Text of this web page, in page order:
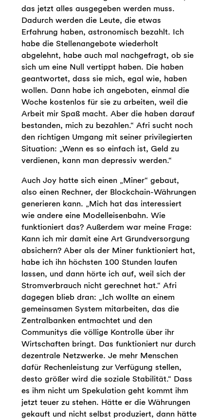
das jetzt alles ausgegeben werden muss.
Dadurch werden die Leute, die etwas
Erfahrung haben, astronomisch bezahlt. Ich
habe die Stellenangebote wiederholt
abgelehnt, habe auch mal nachgefragt, ob sie
sich um eine Null vertippt haben. Die haben
geantwortet, dass sie mich, egal wie, haben
wollen. Dann habe ich angeboten, einmal die
Woche kostenlos für sie zu arbeiten, weil die
Arbeit mir Spaß macht. Aber die haben darauf
bestanden, mich zu bezahlen.“ Afri sucht noch
den richtigen Umgang mit seiner privilegierten
Situation: „Wenn es so einfach ist, Geld zu
verdienen, kann man depressiv werden.“
Auch Joy hatte sich einen „Miner“ gebaut,
also einen Rechner, der Blockchain-Währungen
generieren kann. „Mich hat das interessiert
wie andere eine Modelleisenbahn. Wie
funktioniert das? Außerdem war meine Frage:
Kann ich mir damit eine Art Grundversorgung
absichern? Aber als der Miner funktioniert hat,
habe ich ihn höchsten 100 Stunden laufen
lassen, und dann hörte ich auf, weil sich der
Stromverbrauch nicht gerechnet hat.“ Afri
dagegen blieb dran: „Ich wollte an einem
gemeinsamen System mitarbeiten, das die
Zentralbanken entmachtet und den
Communitys die völlige Kontrolle über ihr
Wirtschaften bringt. Das funktioniert nur durch
dezentrale Netzwerke. Je mehr Menschen
dafür Rechenleistung zur Verfügung stellen,
desto größer wird die soziale Stabilität.“ Dass
es ihm nicht um Spekulation geht kommt ihm
jetzt teuer zu stehen. Hätte er die Währungen
gekauft und nicht selbst produziert, dann hätte